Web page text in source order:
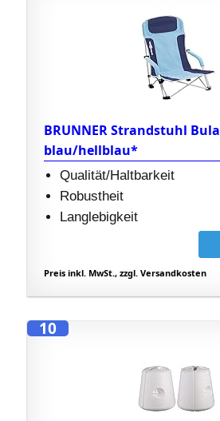
BRUNNER Strandstuhl Bula
blau/hellblau*
Qualität/Haltbarkeit
Robustheit
Langlebigkeit
Preis inkl. MwSt., zzgl. Versandkosten
10